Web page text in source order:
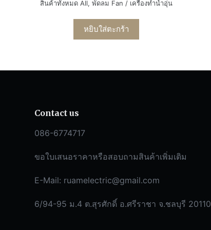
สินค้าทั้งหมด All,พัดลม Fan / เครื่องทำน้ำอุ่น
หยิบใส่ตะกร้า
Contact us
086-6774717
ขอใบเสนอราคาหรือสอบถามสินค้าเพิ่มเติม
E-Mail: ruamelectric@gmail.com
6/94-95 ม.4 ต.สุรศักดิ์ อ.ศรีราชา จ.ชลบุรี 20110